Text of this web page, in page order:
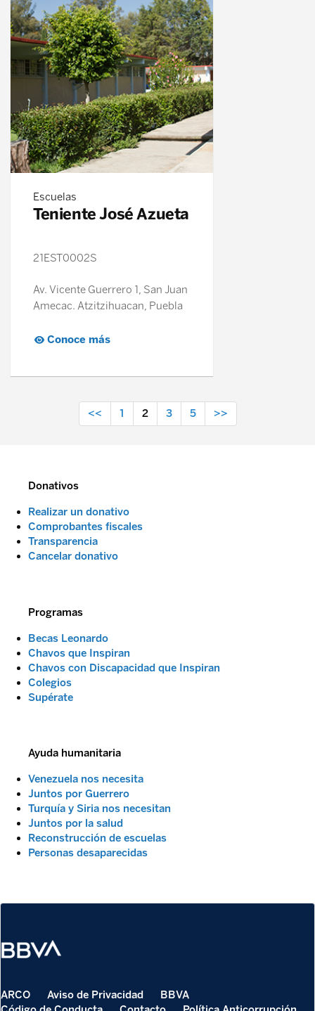
Escuelas
Teniente José Azueta
21EST0002S
Av. Vicente Guerrero 1, San Juan
Amecac. Atzitzihuacan, Puebla
Conoce más
<< 1 2 3 5 >>
Donativos
Realizar un donativo
Comprobantes fiscales
Transparencia
Cancelar donativo
Programas
Becas Leonardo
Chavos que Inspiran
Chavos con Discapacidad que Inspiran
Colegios
Supérate
Ayuda humanitaria
Venezuela nos necesita
Juntos por Guerrero
Turquía y Siria nos necesitan
Juntos por la salud
Reconstrucción de escuelas
Personas desaparecidas
ARCO Aviso de Privacidad
BBVA